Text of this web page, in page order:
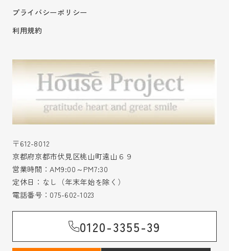
プライバシーポリシー
利用規約
〒612-8012
京都府京都市伏見区桃山町遠山６９
営業時間：AM9:00～PM7:30
定休日：なし（年末年始を除く）
電話番号： 075-602-1023
0120-3355-39